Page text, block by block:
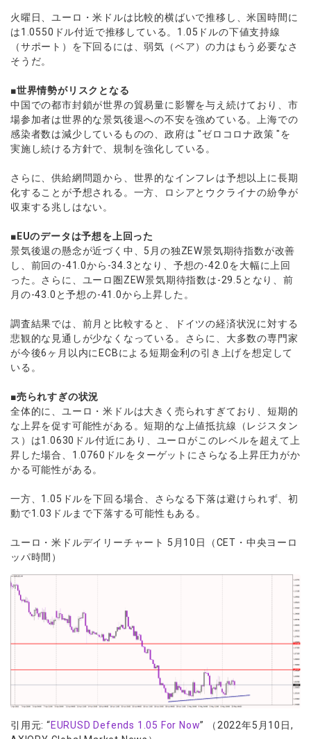
火曜日、ユーロ・米ドルは比較的横ばいで推移し、米国時間に
は1.0550ドル付近で推移している。1.05ドルの下値支持線
（サポート）を下回るには、弱気（ベア）の力はもう必要なさ
そうだ。
■世界情勢がリスクとなる
中国での都市封鎖が世界の貿易量に影響を与え続けており、市
場参加者は世界的な景気後退への不安を強めている。上海での
感染者数は減少しているものの、政府は "ゼロコロナ政策 "を
実施し続ける方針で、規制を強化している。
さらに、供給網問題から、世界的なインフレは予想以上に長期
化することが予想される。一方、ロシアとウクライナの紛争が
収束する兆しはない。
■EUのデータは予想を上回った
景気後退の懸念が近づく中、5月の独ZEW景気期待指数が改善
し、前回の-41.0から-34.3となり、予想の-42.0を大幅に上回
った。さらに、ユーロ圏ZEW景気期待指数は-29.5となり、前
月の-43.0と予想の-41.0から上昇した。
調査結果では、前月と比較すると、ドイツの経済状況に対する
悲観的な見通しが少なくなっている。さらに、大多数の専門家
が今後6ヶ月以内にECBによる短期金利の引き上げを想定して
いる。
■売られすぎの状況
全体的に、ユーロ・米ドルは大きく売られすぎており、短期的
な上昇を促す可能性がある。短期的な上値抵抗線（レジスタン
ス）は1.0630ドル付近にあり、ユーロがこのレベルを超えて上
昇した場合、1.0760ドルをターゲットにさらなる上昇圧力がか
かる可能性がある。
一方、1.05ドルを下回る場合、さらなる下落は避けられず、初
動で1.03ドルまで下落する可能性もある。
ユーロ・米ドルデイリーチャート 5月10日（CET・中央ヨーロ
ッパ時間）
引用元: “EURUSD Defends 1.05 For Now” （2022年5月10日,